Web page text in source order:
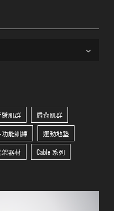
肌群
肩背肌群
功能訓練
運動地墊
器材
Cable 系列